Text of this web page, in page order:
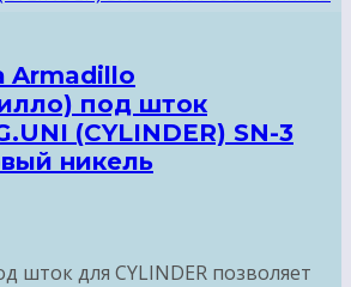
Armadillo
под шток
(CYLINDER) SN-3
никель
шток для CYLINDER позволяет